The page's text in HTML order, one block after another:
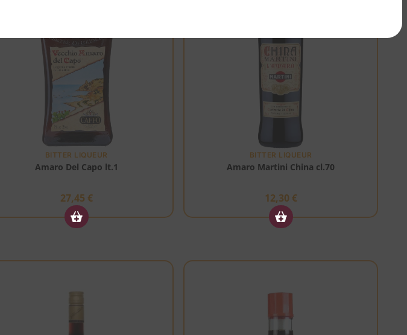
BITTER LIQUEUR
Amaro Del Capo lt.1
27,45 €
BITTER LIQUEUR
Amaro Martini China cl.70
12,30 €